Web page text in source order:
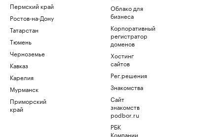
Пермский край
Ростов-на-Дону
Татарстан
Тюмень
Черноземье
Кавказ
Карелия
Мурманск
Приморский
край
Облако для
бизнеса
Корпоративный
регистратор
доменов
Хостинг
сайтов
Рег.решения
Знакомства
Сайт
знакомств
podbor.ru
РБК
Компании